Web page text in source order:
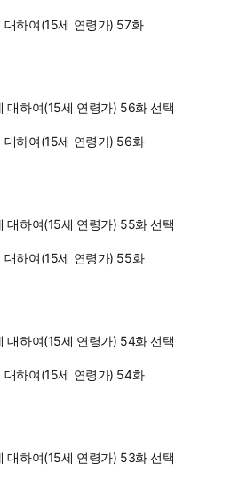
하여(15세 연령가) 57화
대하여(15세 연령가) 56화 선택
하여(15세 연령가) 56화
대하여(15세 연령가) 55화 선택
하여(15세 연령가) 55화
대하여(15세 연령가) 54화 선택
하여(15세 연령가) 54화
대하여(15세 연령가) 53화 선택